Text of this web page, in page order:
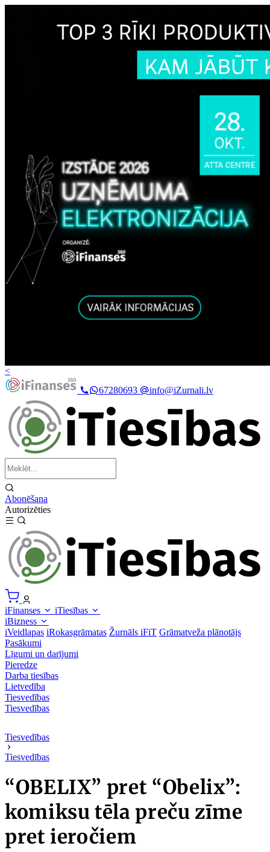
<
67280693
info@iZurnali.lv
Abonēšana
Autorizēties
iFinanses
iTiesības
iBizness
iVeidlapas iRokasgrāmatas Žurnāls iFiT Grāmatveža plānotājs
Pasākumi
Līgumi un darījumi
Pieredze
Darba tiesības
Lietvedība
Tiesvedības
Tiesvedības
Tiesvedības
Tiesvedības
“OBELIX” pret “Obelix”:
komiksu tēla preču zīme
pret ieročiem